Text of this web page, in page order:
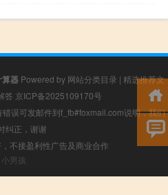
器Powered by 网站分类目录 | 精选推荐文
答 京ICP备2025109170号
误可发邮件到f_fb#foxmail.com说明，我们
纠正，谢谢
不接盈利性广告及商业合作
小男孩